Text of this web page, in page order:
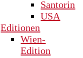
Santorin
USA
Editionen
Wien-
Edition